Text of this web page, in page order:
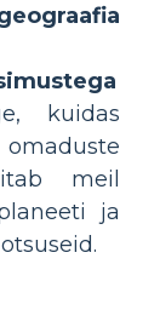
kuidas
meil
ja